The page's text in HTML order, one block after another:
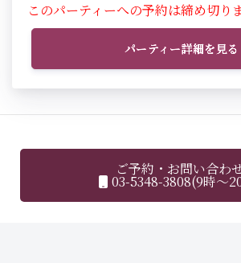
このパーティーへの予約は締め切り
パーティー詳細を見る
ご予約・お問い合わ
03-5348-3808(9時～